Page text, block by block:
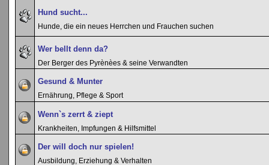
Hund sucht...
Hunde, die ein neues Herrchen und Frauchen suchen
Wer bellt denn da?
Der Berger des Pyrènèes & seine Verwandten
Gesund & Munter
Ernährung, Pflege & Sport
Wenn`s zerrt & ziept
Krankheiten, Impfungen & Hilfsmittel
Der will doch nur spielen!
Ausbildung, Erziehung & Verhalten